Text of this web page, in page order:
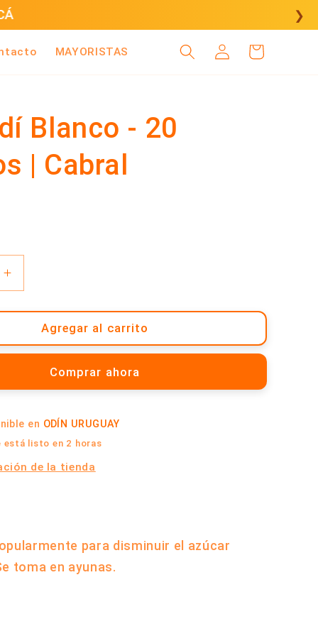
❯
MAYORISTAS
Iniciar
sesión
Carrito
Blanco - 20
| Cabral
Aumentar
cantidad
para
Sarandí
Blanco
gramos
Cabral
Agregar al carrito
Comprar ahora
en ODÍN URUGUAY
está listo en 2 horas
de la tienda
para disminuir el azúcar
toma en ayunas.